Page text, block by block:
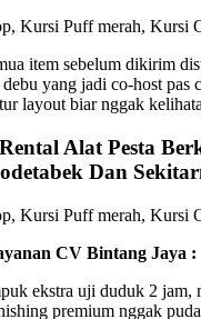
item sebelum dikirim
yang jadi co-host pas
layout biar nggak
Alat Pesta
Dan
CV Bintang Jaya :
ekstra uji duduk 2 jam,
premium nggak